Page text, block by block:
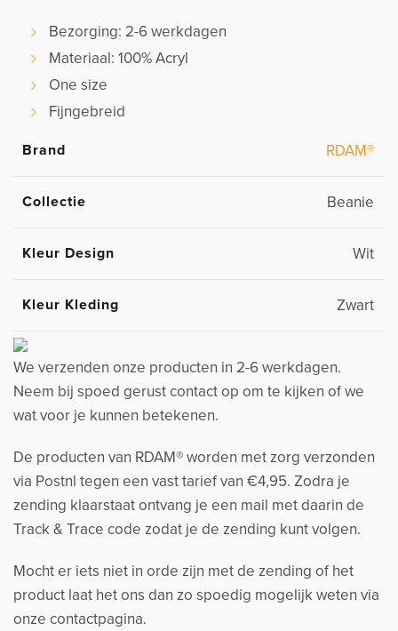
Bezorging: 2-6 werkdagen
Materiaal: 100% Acryl
One size
Fijngebreid
Brand RDAM®
Collectie Beanie
Kleur Design Wit
Kleur Kleding Zwart
We verzenden onze producten in 2-6 werkdagen.
Neem bij spoed gerust contact op om te kijken of we
wat voor je kunnen betekenen.
De producten van RDAM® worden met zorg verzonden
via Postnl tegen een vast tarief van €4,95. Zodra je
zending klaarstaat ontvang je een mail met daarin de
Track & Trace code zodat je de zending kunt volgen.
Mocht er iets niet in orde zijn met de zending of het
product laat het ons dan zo spoedig mogelijk weten via
onze contactpagina.